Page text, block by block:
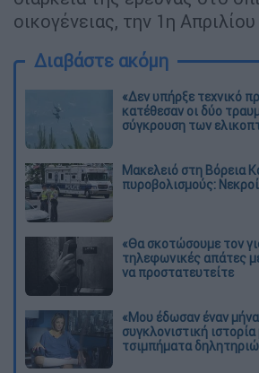
οικογένειας, την 1η
Διαβάστε ακόμη
«Δεν υπήρξε τεχνικό
κατέθεσαν οι δύο
σύγκρουση των
Μακελειό στη Βόρεια
πυροβολισμούς:
«Θα σκοτώσουμε τον
τηλεφωνικές απάτες
να προστατευτείτε
«Μου έδωσαν έναν
συγκλονιστική
τσιμπήματα